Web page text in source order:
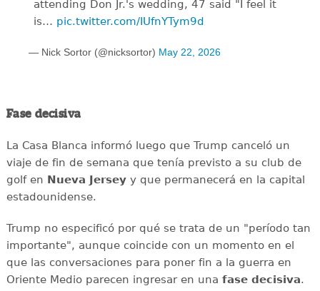
attending Don Jr.'s wedding, 47 said "I feel it
is… pic.twitter.com/IUfnYTym9d
— Nick Sortor (@nicksortor) May 22, 2026
Fase decisiva
La Casa Blanca informó luego que Trump canceló un
viaje de fin de semana que tenía previsto a su club de
golf en Nueva Jerseyy que permanecerá en la capital
estadounidense.
Trump no especificó por qué se trata de un "período tan
importante", aunque coincide con un momento en el
que las conversaciones para poner fin a la guerra en
Oriente Medio parecen ingresar en una fase decisiva.